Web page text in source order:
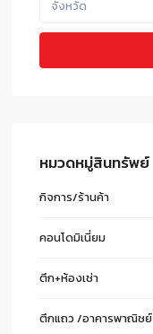
จังหวัด
หมวดหมู่สินทรัพย์
กิจการ/ร้านค้า
คอนโดมิเนี่ยม
ตึก+ห้องเช่า
ตึกแถว /อาคารพาณิชย์